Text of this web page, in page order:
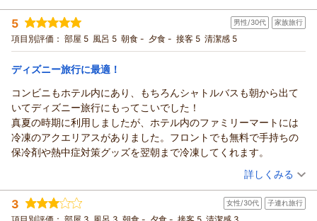
またのご来館を、スタッフ一同心よりお待ち申し上げておりま
す。
（返信日：2026/08/02）
朝はバイキングで、ゆっくりと食べられました。
タイミングで無かったりしましたが食べたかったものは食べられ
ました！
ミングで用意できたのでよかったです。
また利用する際は連泊にしたいと思います^_^
宿泊時期： 2026年07月宿泊 (家族旅行)
投稿者： あきさん
宿泊プラン： 【じゃらんスペシャルオファー】天然温泉付き大浴場でリフレ
ッシュステイ（朝食付き）
トリプル 朝のみ
宿泊価格帯： 10,001～11,000円(大人一人あたり/税込)
ホテル エミオン 東京ベイからの返信
この度はホテルエミオン東京ベイにご宿泊いただき誠にありが
とうございます。
また、ご多忙の中このように心温まるご投稿をお寄せいただ
き、スタッフ一同大変嬉しく拝読いたしました。
お書きいただきました通り、当ホテルの天然温泉付き大浴場
は、パークから戻られたお客様がご利用される21時頃から混雑
することが多く、夕方のお時間や、朝風呂は比較的ゆったりと
ご利用いただけます。
5 男性/30代 家族旅行
項目別評価： 部屋 5 風呂 5 朝食 - 夕食 - 接客 5 清潔感 5
ディズニー旅行に最適！
コンビニもホテル内にあり、もちろんシャトルバスも朝から出て
いてディズニー旅行にもってこいでした！
真夏の時期に利用しましたが、ホテル内のファミリーマートには
冷凍のアクエリアスがありました。フロントでも無料で手持ちの
保冷剤や熱中症対策グッズを翌朝まで冷凍してくれます。
（投稿日：2026/07/29）
宿泊時期： 2026年07月宿泊 (家族旅行)
投稿者： meerka2さん
宿泊プラン： ★30日前まで★早い予約がお得！早期シンプルステイ（素泊
詳しくみる
3 女性/30代 子連れ旅行